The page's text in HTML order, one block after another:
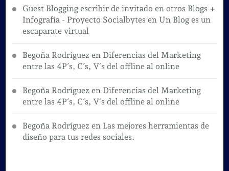
Guest Blogging escribir de invitado en otros Blogs +
Infografía - Proyecto Socialbytes en Un Blog es un
escaparate virtual
Begoña Rodríguez en Diferencias del Marketing
entre las 4P´s, C´s, V´s del offline al online
Begoña Rodríguez en Diferencias del Marketing
entre las 4P´s, C´s, V´s del offline al online
Begoña Rodríguez en Las mejores herramientas de
diseño para tus redes sociales.